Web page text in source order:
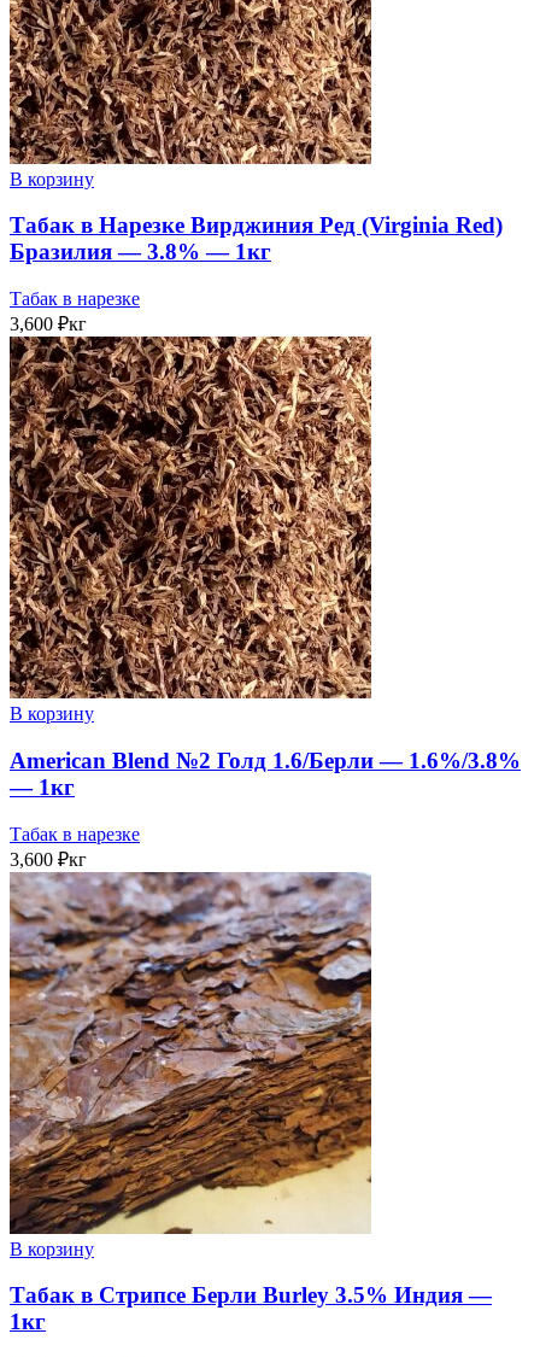
В корзину
Табак в Нарезке Вирджиния Ред (Virginia Red)
Бразилия — 3.8% — 1кг
Табак в нарезке
3,600 ₽кг
В корзину
American Blend №2 Голд 1.6/Берли — 1.6%/3.8%
— 1кг
Табак в нарезке
3,600 ₽кг
В корзину
Табак в Стрипсе Берли Burley 3.5% Индия —
1кг